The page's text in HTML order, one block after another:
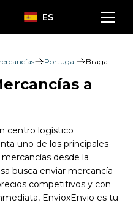
ES
Portugal Braga
a
centro logístico
uno de los principales
desde la
busca enviar mercancía
competitivos y con
EnvioxEnvio es tu